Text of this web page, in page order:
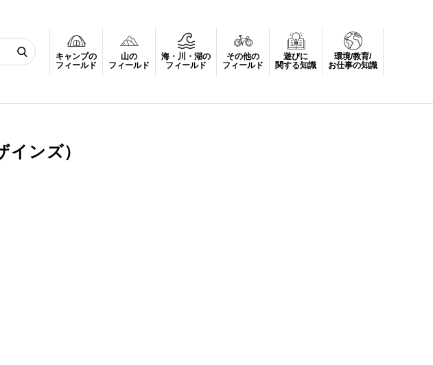
キャンプの
フィールド
山の
フィールド
海・川・湖の
フィールド
その他の
フィールド
遊びに
関する知識
環境/教育/
お仕事の知識
ンズ）